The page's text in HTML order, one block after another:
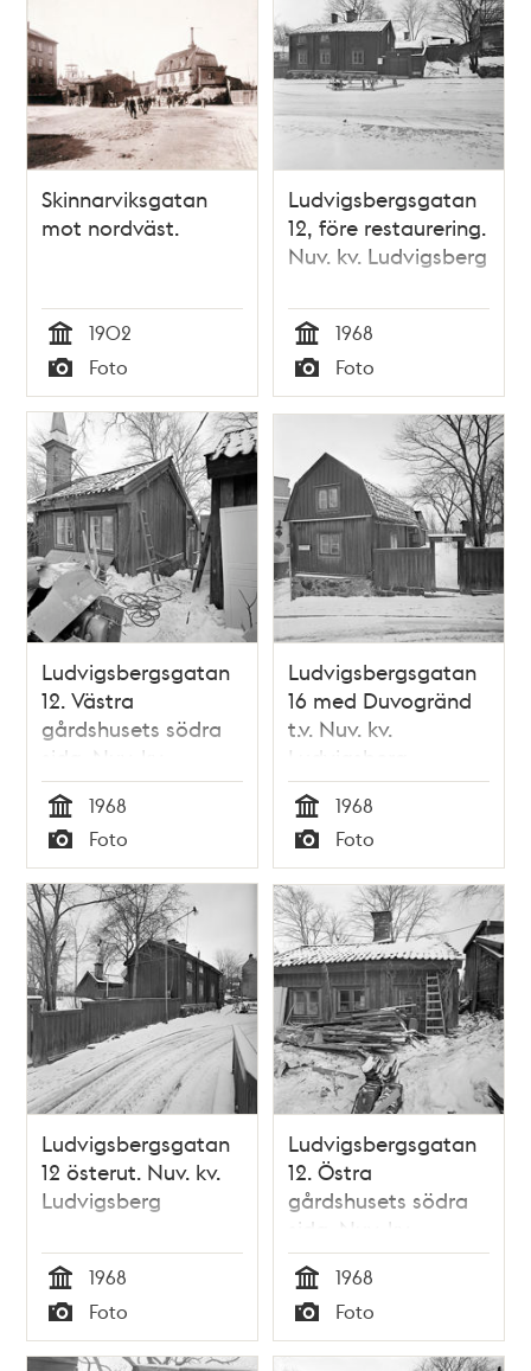
Skinnarviksgatan
mot nordväst.
Tid
1902
Typ
Foto
Ludvigsbergsgatan
12, före restaurering.
Nuv. kv. Ludvigsberg
Tid
1968
Typ
Foto
Ludvigsbergsgatan
12. Västra
gårdshusets södra
sida. Nuv. kv.
Ludvigsberg
Tid
1968
Typ
Foto
Ludvigsbergsgatan
16 med Duvogränd
t.v. Nuv. kv.
Ludvigsberg
Tid
1968
Typ
Foto
Ludvigsbergsgatan
12 österut. Nuv. kv.
Ludvigsberg
Tid
1968
Typ
Foto
Ludvigsbergsgatan
12. Östra
gårdshusets södra
sida. Nuv. kv.
Ludvigsberg
Tid
1968
Typ
Foto